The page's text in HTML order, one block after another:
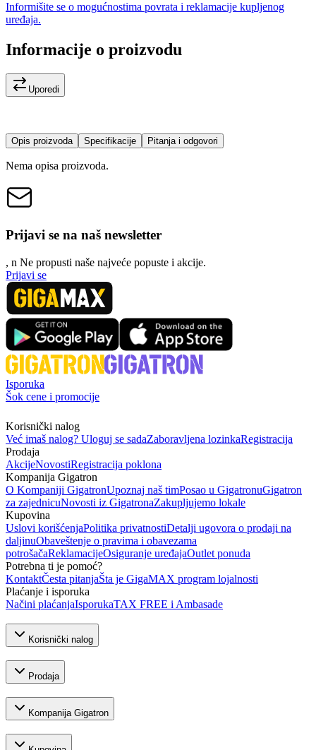
Informišite se o mogućnostima povrata i reklamacije kupljenog
uređaja.
Informacije o proizvodu
Uporedi
Opis proizvoda Specifikacije Pitanja i odgovori
Nema opisa proizvoda.
Prijavi se na naš newsletter
, n Ne propusti naše najveće popuste i akcije.
Prijavi se
Isporuka
Šok cene i promocije
Korisnički nalog
Već imaš nalog? Uloguj se sadaZaboravljena lozinkaRegistracija
Prodaja
AkcijeNovostiRegistracija poklona
Kompanija Gigatron
O Kompaniji GigatronUpoznaj naš timPosao u GigatronuGigatron
za zajednicuNovosti iz GigatronaZakupljujemo lokale
Kupovina
Uslovi korišćenjaPolitika privatnostiDetalji ugovora o prodaji na
daljinuObaveštenje o pravima i obavezama
potrošačaReklamacijeOsiguranje uređajaOutlet ponuda
Potrebna ti je pomoć?
KontaktČesta pitanjaŠta je GigaMAX program lojalnosti
Plaćanje i isporuka
Načini plaćanjaIsporukaTAX FREE i Ambasade
Korisnički nalog
Prodaja
Kompanija Gigatron